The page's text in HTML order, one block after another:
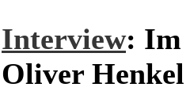
Interview: Im
Oliver Henkel